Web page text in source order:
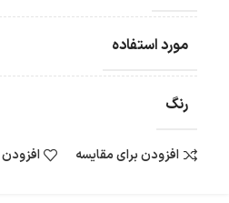
مورد استفاده
رنگ
افزودن برای مقایسه
گارانتی معتبر برای تمامی
ارسال سریع و رایگان
ارسال می‌شود.
ضمانت بازگشت کالا
امکان پرداخت در محل